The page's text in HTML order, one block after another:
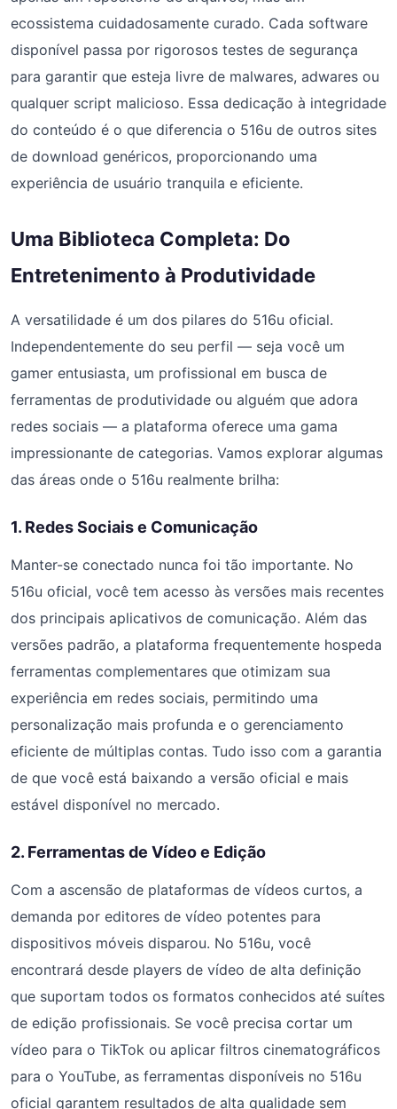
ecossistema cuidadosamente curado. Cada software
disponível passa por rigorosos testes de segurança
para garantir que esteja livre de malwares, adwares ou
qualquer script malicioso. Essa dedicação à integridade
do conteúdo é o que diferencia o 516u de outros sites
de download genéricos, proporcionando uma
experiência de usuário tranquila e eficiente.
Uma Biblioteca Completa: Do
Entretenimento à Produtividade
A versatilidade é um dos pilares do 516u oficial.
Independentemente do seu perfil — seja você um
gamer entusiasta, um profissional em busca de
ferramentas de produtividade ou alguém que adora
redes sociais — a plataforma oferece uma gama
impressionante de categorias. Vamos explorar algumas
das áreas onde o 516u realmente brilha:
1. Redes Sociais e Comunicação
Manter-se conectado nunca foi tão importante. No
516u oficial, você tem acesso às versões mais recentes
dos principais aplicativos de comunicação. Além das
versões padrão, a plataforma frequentemente hospeda
ferramentas complementares que otimizam sua
experiência em redes sociais, permitindo uma
personalização mais profunda e o gerenciamento
eficiente de múltiplas contas. Tudo isso com a garantia
de que você está baixando a versão oficial e mais
estável disponível no mercado.
2. Ferramentas de Vídeo e Edição
Com a ascensão de plataformas de vídeos curtos, a
demanda por editores de vídeo potentes para
dispositivos móveis disparou. No 516u, você
encontrará desde players de vídeo de alta definição
que suportam todos os formatos conhecidos até suítes
de edição profissionais. Se você precisa cortar um
vídeo para o TikTok ou aplicar filtros cinematográficos
para o YouTube, as ferramentas disponíveis no 516u
oficial garantem resultados de alta qualidade sem